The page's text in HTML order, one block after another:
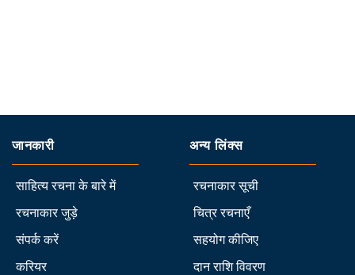
जानकारी
साहित्य रचना के बारे में
रचनाकार जुड़े
संपर्क करें
करियर
अन्य लिंक्स
रचनाकार सूची
चित्र रचनाएँ
सहयोग कीजिए
दान राशि विवरण